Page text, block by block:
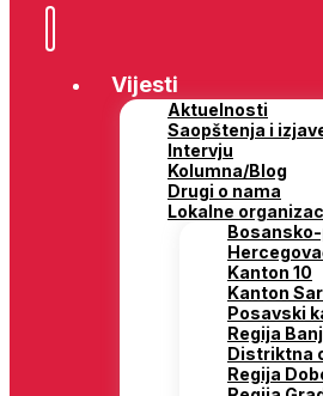
Vijesti
Aktuelnosti
Saopštenja i
Intervju
Kolumna/Blog
Drugi o nama
Lokalne
Kanton 10
Kanton
Posavski
Regija
Distriktna
Regija